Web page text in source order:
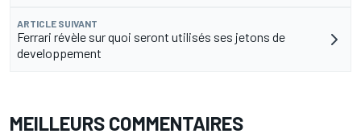
ARTICLE SUIVANT
Ferrari révèle sur quoi seront utilisés ses jetons de
developpement
MEILLEURS COMMENTAIRES